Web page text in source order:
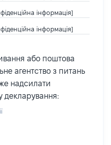
інформація]
інформація]
або поштова
агентство з питань
надсилати
декларування: